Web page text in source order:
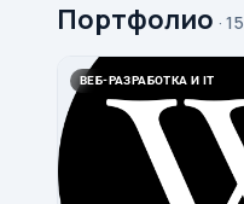
Портфолио · 15
ВЕБ-РАЗРАБОТКА И IT